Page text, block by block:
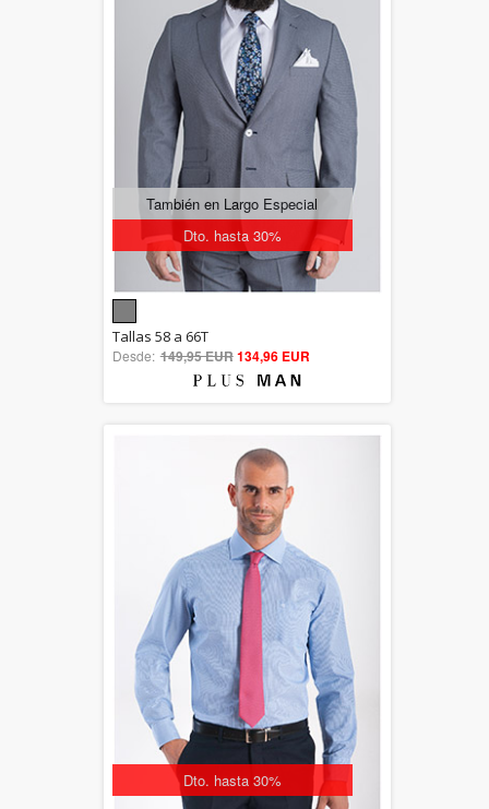
Dto. hasta 30%
También en Largo Especial
5.00
out of 5
Tallas 58 a 66T
Desde: 149,95 EUR134,96 EUR
Dto. hasta 30%